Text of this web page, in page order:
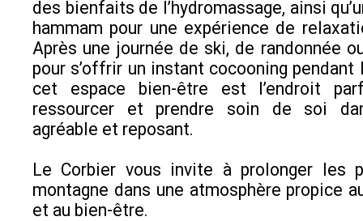
des bienfaits de l’hydromassage, ainsi
hammam pour une expérience de
Après une journée de ski, de randonnée
pour s’offrir un instant cocooning pendant
cet espace bien-être est l’endroit
ressourcer et prendre soin de soi
agréable et reposant.
Le Corbier vous invite à prolonger les
montagne dans une atmosphère propice
et au bien-être.